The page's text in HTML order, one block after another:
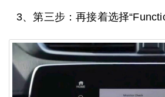
3、第三步：再接着选择